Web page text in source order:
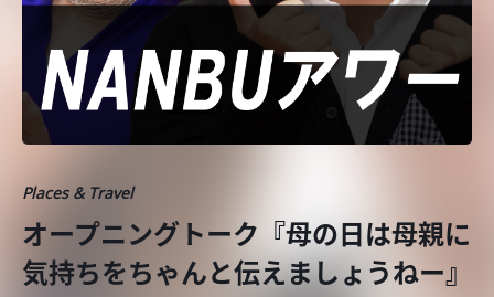
Places & Travel
オープニングトーク『母の日は母親に
気持ちをちゃんと伝えましょうねー』